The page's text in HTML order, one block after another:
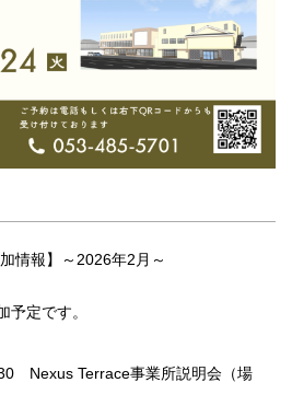
加情報】～2026年2月～
予定です。
Nexus Terrace事業所説明会（場